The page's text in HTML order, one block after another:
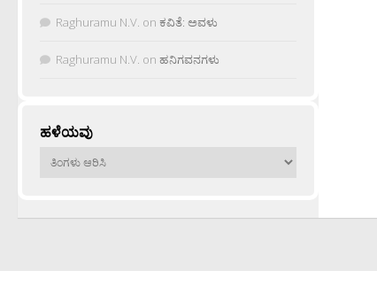
Raghuramu N.V. on ಕವಿತೆ: ಅವಳು
Raghuramu N.V. on ಹನಿಗವನಗಳು
ಹಳೆಯವು
ಹಳೆಯವು